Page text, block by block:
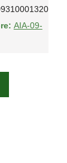
AIA-09-